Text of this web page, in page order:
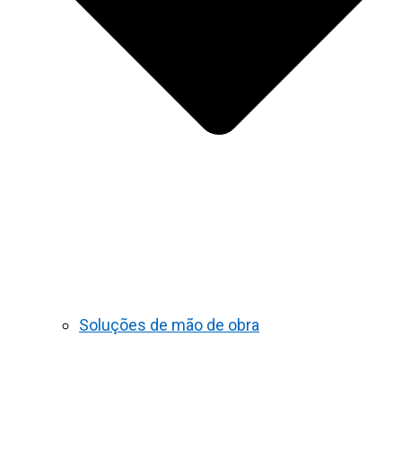
Soluções de mão de obra